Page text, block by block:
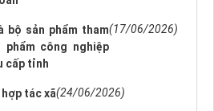
bộ sản phẩm tham
công nghiệp
cấp tỉnh
(17/06/2026)
tác xã(24/06/2026)